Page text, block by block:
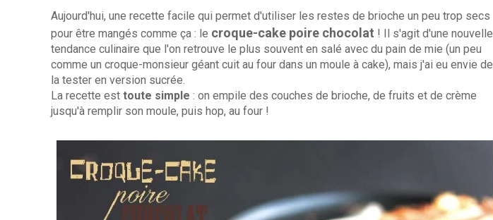
Aujourd'hui, une recette facile qui permet d'utiliser les restes de brioche un peu trop secs
pour être mangés comme ça : le croque-cake poire chocolat ! Il s'agit d'une nouvelle
tendance culinaire que l'on retrouve le plus souvent en salé avec du pain de mie (un peu
comme un croque-monsieur géant cuit au four dans un moule à cake), mais j'ai eu envie de
la tester en version sucrée.
La recette est toute simple : on empile des couches de brioche, de fruits et de crème
jusqu'à remplir son moule, puis hop, au four !